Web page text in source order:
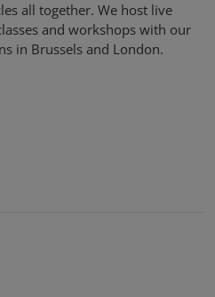
all together. We host live
and workshops with our
in Brussels and London.